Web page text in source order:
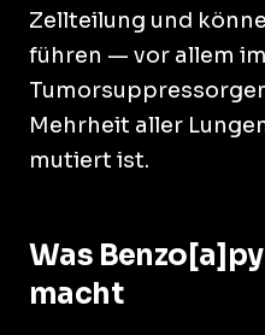
Zellteilung und
führen — vor allem im
Mehrheit aller
mutiert ist.
Was
macht